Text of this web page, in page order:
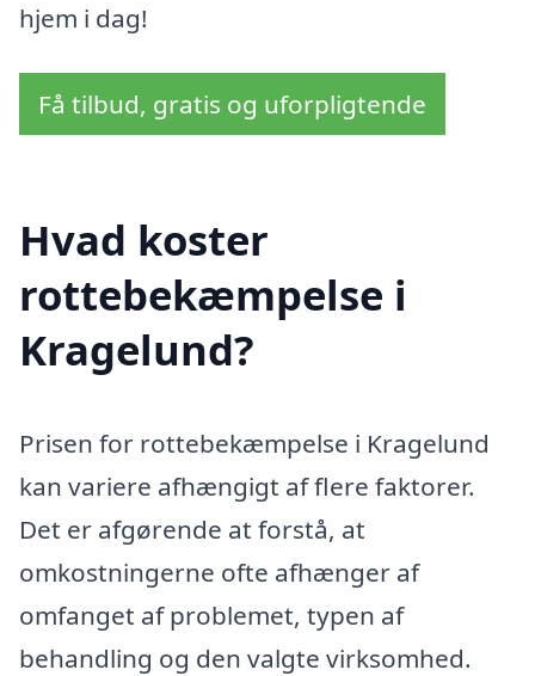
hjem i dag!
Få tilbud, gratis og uforpligtende
Hvad koster
rottebekæmpelse i
Kragelund?
Prisen for rottebekæmpelse i Kragelund
kan variere afhængigt af flere faktorer.
Det er afgørende at forstå, at
omkostningerne ofte afhænger af
omfanget af problemet, typen af
behandling og den valgte virksomhed.